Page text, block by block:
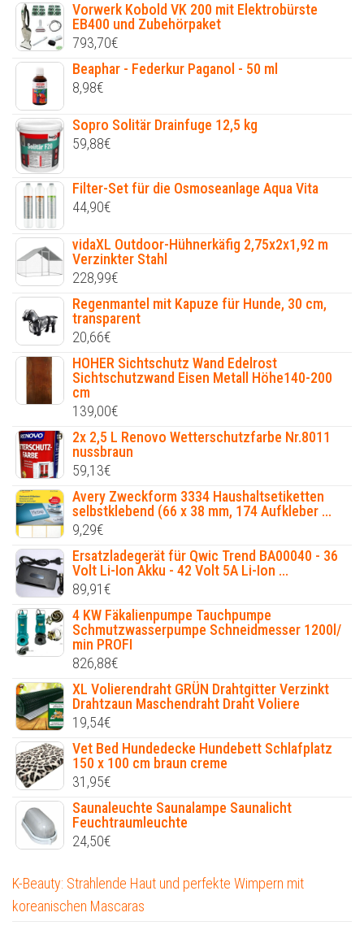
Vorwerk Kobold VK 200 mit Elektrobürste
EB400 und Zubehörpaket
793,70€
Beaphar - Federkur Paganol - 50 ml
8,98€
Sopro Solitär Drainfuge 12,5 kg
59,88€
Filter-Set für die Osmoseanlage Aqua Vita
44,90€
vidaXL Outdoor-Hühnerkäfig 2,75x2x1,92 m
Verzinkter Stahl
228,99€
Regenmantel mit Kapuze für Hunde, 30 cm,
transparent
20,66€
HOHER Sichtschutz Wand Edelrost
Sichtschutzwand Eisen Metall Höhe140-200
cm
139,00€
2x 2,5 L Renovo Wetterschutzfarbe Nr.8011
nussbraun
59,13€
Avery Zweckform 3334 Haushaltsetiketten
selbstklebend (66 x 38 mm, 174 Aufkleber ...
9,29€
Ersatzladegerät für Qwic Trend BA00040 - 36
Volt Li-Ion Akku - 42 Volt 5A Li-Ion ...
89,91€
4 KW Fäkalienpumpe Tauchpumpe
Schmutzwasserpumpe Schneidmesser 1200l/
min PROFI
826,88€
XL Volierendraht GRÜN Drahtgitter Verzinkt
Drahtzaun Maschendraht Draht Voliere
19,54€
Vet Bed Hundedecke Hundebett Schlafplatz
150 x 100 cm braun creme
31,95€
Saunaleuchte Saunalampe Saunalicht
Feuchtraumleuchte
24,50€
K-Beauty: Strahlende Haut und perfekte Wimpern mit
koreanischen Mascaras